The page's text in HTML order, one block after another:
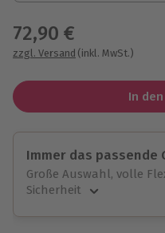
72,90 €
zzgl. Versand (inkl. MwSt.)
In
Immer das passende
Große Auswahl, volle
Sicherheit